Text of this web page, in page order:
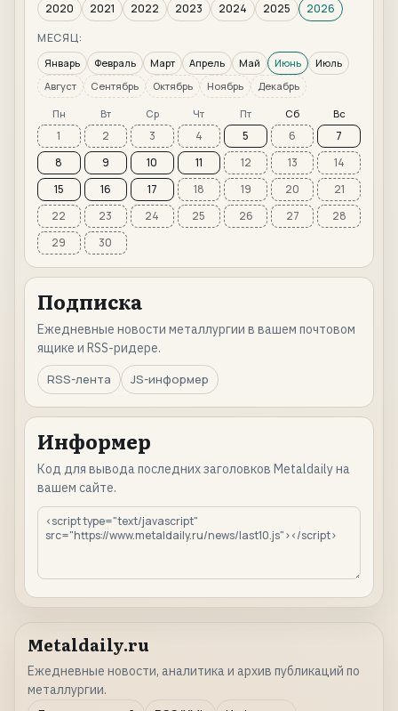
2020
2021 2022 2023 2024 2025
2026
МЕСЯЦ:
Январь Февраль Март Апрель Май Июнь
Июль
Август
Сентябрь Октябрь Ноябрь Декабрь
Пн Вт Ср Чт Пт Сб Вс
1 2 3 4 5 6
7
8
9 10 11 12 13
14
15
16 17 18 19 20
21
22
23 24 25 26 27
28
29
30
Подписка
Ежедневные новости металлургии в вашем почтовом
ящике и RSS-ридере.
RSS-лента
JS-информер
Информер
Код для вывода последних заголовков Metaldaily на
вашем сайте.
Metaldaily.ru
Ежедневные новости, аналитика и архив публикаций по
металлургии.